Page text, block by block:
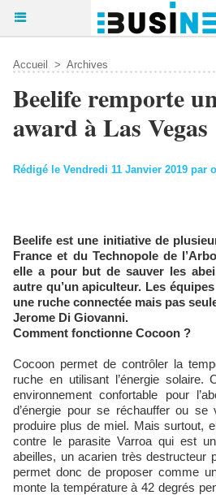
Accueil > Archives
Beelife remporte
award à Las Vegas
Rédigé le Vendredi 11 Janvier 2019 par
Beelife est une initiative de
France et du Technopole de
elle a pour but de sauver les
autre qu’un apiculteur. Les
une ruche connectée mais pas
Jerome Di Giovanni.
Comment fonctionne Cocoon ?
Cocoon permet de contrôler la
ruche en utilisant l’énergie solaire.
environnement confortable pour
d’énergie pour se réchauffer ou se
produire plus de miel. Mais surtout,
contre le parasite Varroa qui est
abeilles, un acarien très destructeur
permet donc de proposer comme
monte la température à 42 degrés